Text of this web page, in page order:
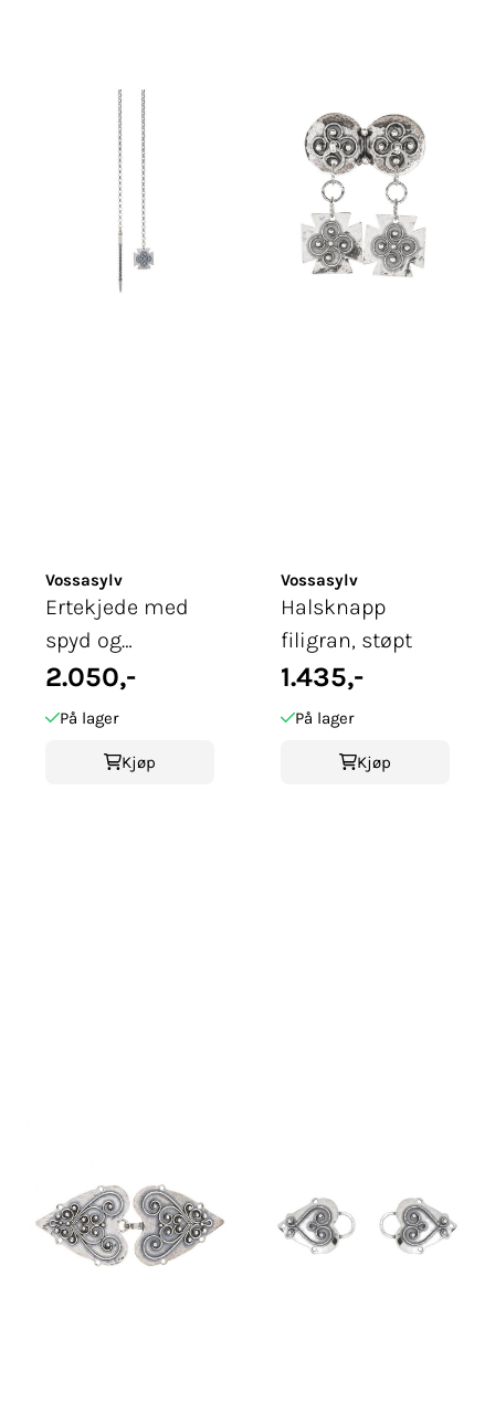
Vossasylv
Ertekjede med
spyd og
korslauv, støpt,
Rogaland, ...
2.050,-
På lager
Kjøp
Vossasylv
Halsknapp
filigran, støpt
1.435,-
På lager
Kjøp